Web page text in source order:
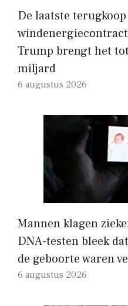
De laatste
Trump brengt het
miljard
6 augustus 2026
Mannen klagen
DNA-testen bleek
de geboorte waren
6 augustus 2026